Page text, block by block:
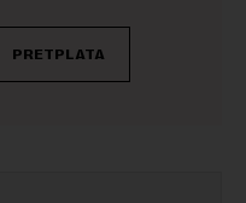
PRETPLATA